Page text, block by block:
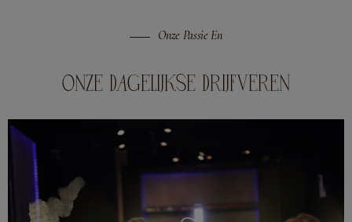
Onze Passie En
ONZE DAGELIJKSE DRIJFVEREN